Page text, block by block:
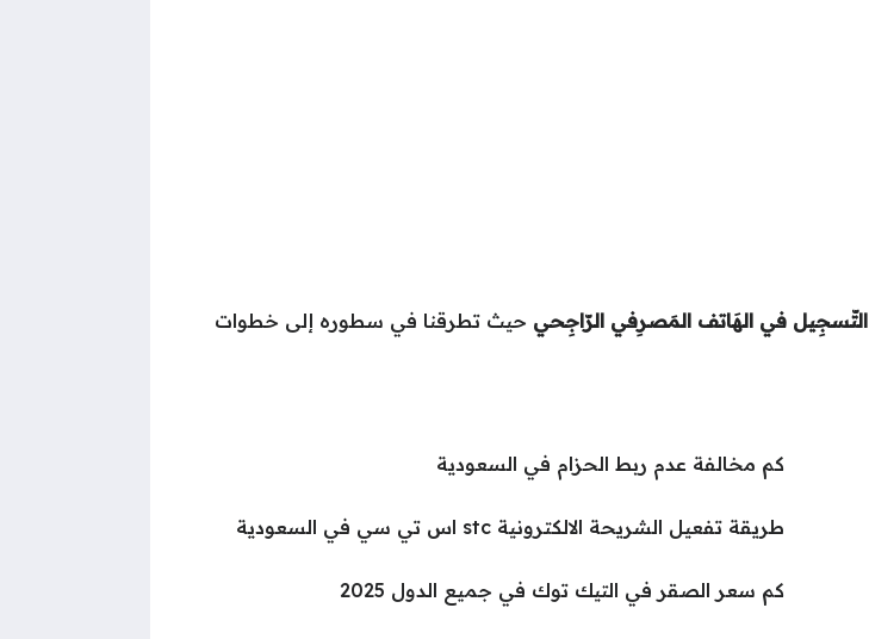
التّسجِيل في الهَاتف المَصرِفي الرّاجِحي حيث تطرقنا في سطوره إلى خطوات
كم مخالفة عدم ربط الحزام في السعودية
طريقة تفعيل الشريحة الالكترونية stc اس تي سي في السعودية
كم سعر الصقر في التيك توك في جميع الدول 2025